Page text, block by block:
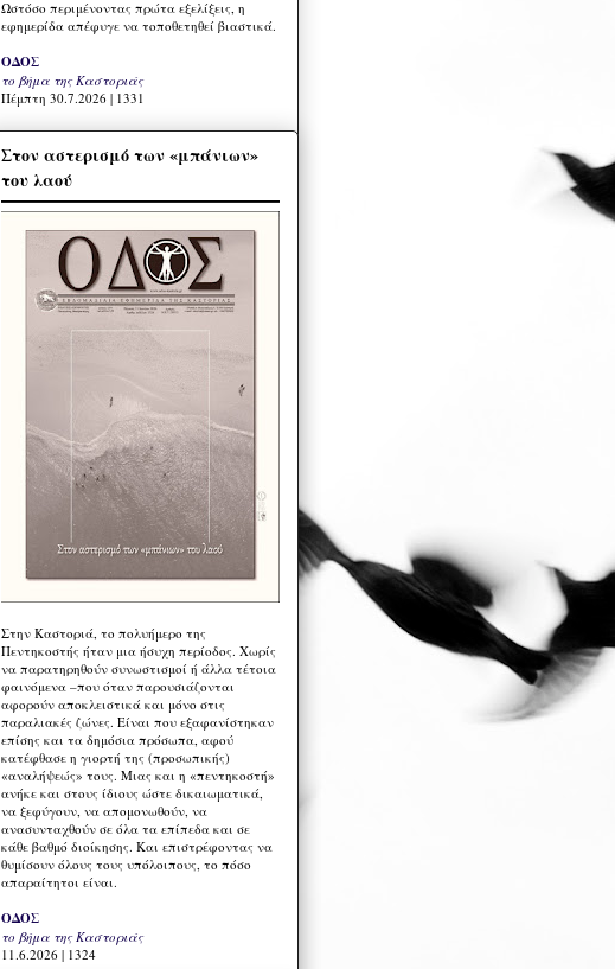
Ωστόσο περιμένοντας πρώτα εξελίξεις, η
εφημερίδα απέφυγε να τοποθετηθεί βιαστικά.
ΟΔΟΣ
το βήμα της Καστοριάς
Πέμπτη 30.7.2026 | 1331
Στον αστερισμό των «μπάνιων»
του λαού
Στην Καστοριά, το πολυήμερο της
Πεντηκοστής ήταν μια ήσυχη περίοδος. Χωρίς
να παρατηρηθούν συνωστισμοί ή άλλα τέτοια
φαινόμενα –που όταν παρουσιάζονται
αφορούν αποκλειστικά και μόνο στις
παραλιακές ζώνες. Είναι που εξαφανίστηκαν
επίσης και τα δημόσια πρόσωπα, αφού
κατέφθασε η γιορτή της (προσωπικής)
«αναλήψεώς» τους. Μιας και η «πεντηκοστή»
ανήκε και στους ίδιους ώστε δικαιωματικά,
να ξεφύγουν, να απομονωθούν, να
ανασυνταχθούν σε όλα τα επίπεδα και σε
κάθε βαθμό διοίκησης. Και επιστρέφοντας να
θυμίσουν όλους τους υπόλοιπους, το πόσο
απαραίτητοι είναι.
ΟΔΟΣ
το βήμα της Καστοριάς
11.6.2026 | 1324